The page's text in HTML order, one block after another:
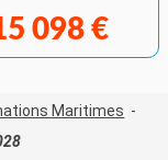
098 €
Maritimes